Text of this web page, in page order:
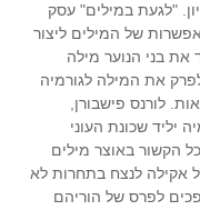
"לגעת במילים" עסק
של המילים ליצור
בני הנוער מילה
את המילה לגורמיה
לורנס פישבורן,
יליד שכונת העוני
לפחות בכל הקשור באוצר מילים
אקילה לנצח בתחרות לא
לפרס של הוריהם